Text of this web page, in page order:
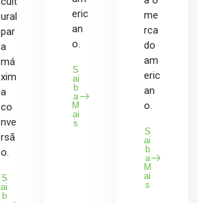
ural
par
a
má
xim
a
co
nve
rsã
o.
S
ai
b
eric
an
o.
S
ai
b
a
M
ai
s
me
rca
do
am
eric
an
o.
S
ai
b
a
M
ai
s